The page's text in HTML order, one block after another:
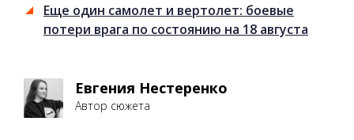
Еще один самолет и вертолет: боевые
потери врага по состоянию на 18 августа
Евгения Нестеренко
Автор сюжета